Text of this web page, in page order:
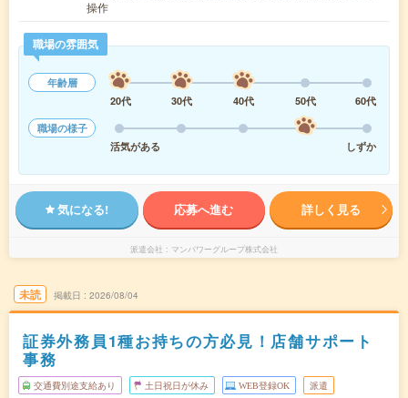
操作
職場の雰囲気
年齢層
20代
30代 40代 50代
60代
職場の様子
活気がある
しずか
気になる! 応募へ進む 詳しく見る
派遣会社 マンパワーグループ株式会社
未読 掲載日 2026/08/04
証券外務員1種お持ちの方必見！店舗サポート
事務
交通費別途支給あり 土日祝日が休み WEB登録OK 派遣